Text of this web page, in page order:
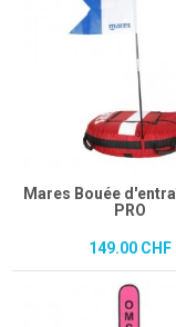
Mares Bouée
PRO
149.00 CHF